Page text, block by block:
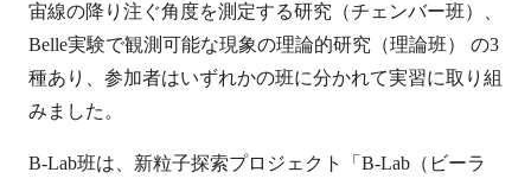
宙線の降り注ぐ角度を測定する研究（チェンバー班）、
Belle実験で観測可能な現象の理論的研究（理論班） の3
種あり、参加者はいずれかの班に分かれて実習に取り組
みました。
B-Lab班は、新粒子探索プロジェクト「B-Lab（ビーラ